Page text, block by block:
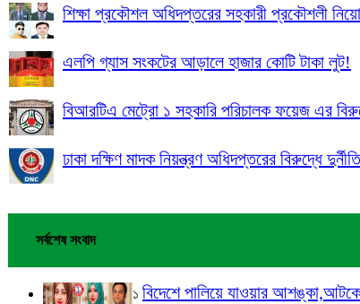
শিক্ষা প্রকৌশল অধিদপ্তরের সহকারী প্রকৌশলী
এলপি গ্যাস সংকটের আড়ালে হাজার কোটি টাকা লুট!
বিআরটিএ মেট্রো ১ সহকারি পরিচালক ফয়েজ এর
ঢাকা দক্ষিণ মাদক নিয়ন্ত্রণ অধিদপ্তরের বিরুদ্ধে
সর্বশেষ সংবাদ
১ বিদেশে পালিয়ে যাওয়ার